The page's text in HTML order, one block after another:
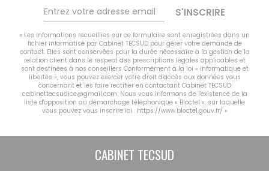
NOTRE GROUPE
Vousfinancer Narbonne
Immo Fox
S'INSCRIRE
« Les informations recueillies sur ce formulaire sont enregistrées dans un
fichier informatisé par Cabinet TECSUD pour gérer votre demande de
contact. Elles sont conservées pour la durée nécessaire à la gestion de la
relation client dans le respect des prescriptions légales applicables et
sont destinées à nos conseillers Conformément à la loi « informatique et
libertés », vous pouvez exercer votre droit d'accès aux données vous
concernant et les faire rectifier en contactant Cabinet TECSUD
cabinettecsudice@gmail.com. Nous vous informons de l'existence de la
liste d'opposition au démarchage téléphonique « Bloctel », sur laquelle
vous pouvez vous inscrire ici : https://www.bloctel.gouv.fr/ »
CABINET TECSUD